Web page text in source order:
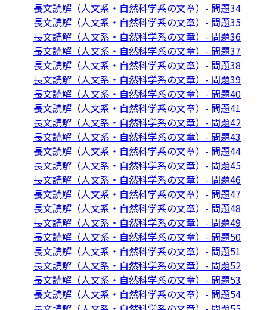
長文読解（人文系・自然科学系の文章）- 問題34
長文読解（人文系・自然科学系の文章）- 問題35
長文読解（人文系・自然科学系の文章）- 問題36
長文読解（人文系・自然科学系の文章）- 問題37
長文読解（人文系・自然科学系の文章）- 問題38
長文読解（人文系・自然科学系の文章）- 問題39
長文読解（人文系・自然科学系の文章）- 問題40
長文読解（人文系・自然科学系の文章）- 問題41
長文読解（人文系・自然科学系の文章）- 問題42
長文読解（人文系・自然科学系の文章）- 問題43
長文読解（人文系・自然科学系の文章）- 問題44
長文読解（人文系・自然科学系の文章）- 問題45
長文読解（人文系・自然科学系の文章）- 問題46
長文読解（人文系・自然科学系の文章）- 問題47
長文読解（人文系・自然科学系の文章）- 問題48
長文読解（人文系・自然科学系の文章）- 問題49
長文読解（人文系・自然科学系の文章）- 問題50
長文読解（人文系・自然科学系の文章）- 問題51
長文読解（人文系・自然科学系の文章）- 問題52
長文読解（人文系・自然科学系の文章）- 問題53
長文読解（人文系・自然科学系の文章）- 問題54